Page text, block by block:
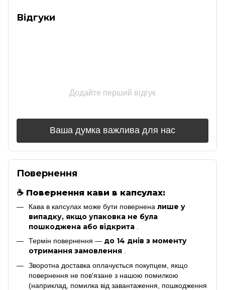
Відгуки
Додайте перший відгук
Ваша думка важлива для нас
Повернення
☕ Повернення кави в капсулах:
Кава в капсулах може бути повернена лише у
випадку, якщо упаковка не була
пошкоджена або відкрита
Термін повернення — до 14 днів з моменту
отримання замовлення .
Зворотна доставка оплачується покупцем, якщо
повернення не пов'язане з нашою помилкою
(наприклад, помилка від завантаження, пошкодження